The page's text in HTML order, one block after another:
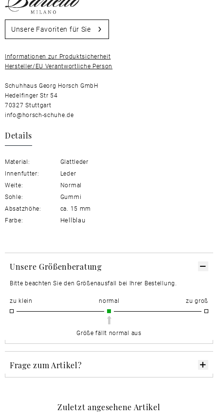
Unsere Favoriten für Sie
Informationen zur Produktsicherheit
Hersteller/EU Verantwortliche Person
Schuhhaus Georg Horsch GmbH
Hedelfinger Str 54
70327 Stuttgart
info@horsch-schuhe.de
Details
Material:
Glattleder
Innenfutter:
Leder
Weite:
Normal
Sohle:
Gummi
Absatzhöhe:
ca. 15 mm
Farbe:
Hellblau
Unsere Größenberatung
Bitte beachten Sie den Größenausfall bei Ihrer Bestellung.
zu klein normal zu groß
Größe fällt normal aus
Frage zum Artikel?
Zuletzt angesehene Artikel